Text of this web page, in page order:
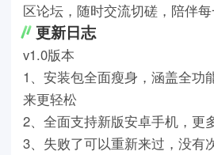
区论坛，随时交流切磋，陪伴每
更新日志
v1.0版本
1、安装包全面瘦身，涵盖全功
来更轻松
2、全面支持新版安卓手机，更
3、失败了可以重新来过，没有